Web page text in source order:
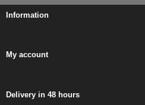
Information
My account
Delivery in 48 hours